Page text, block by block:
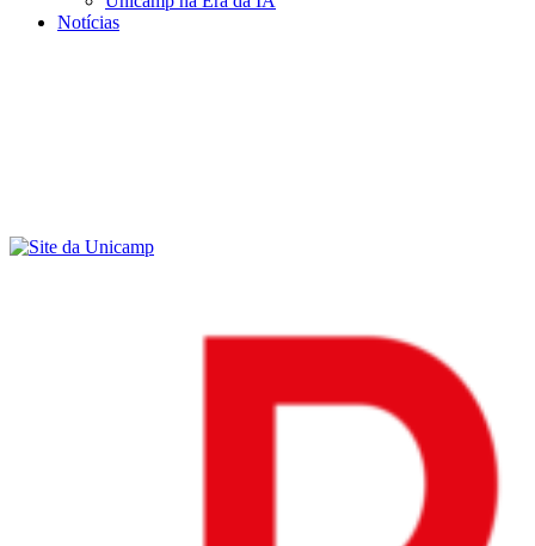
Notícias